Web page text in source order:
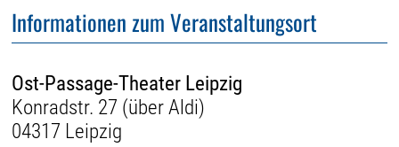
Informationen zum Veranstaltungsort
Ost-Passage-Theater Leipzig
Konradstr. 27 (über Aldi)
04317 Leipzig